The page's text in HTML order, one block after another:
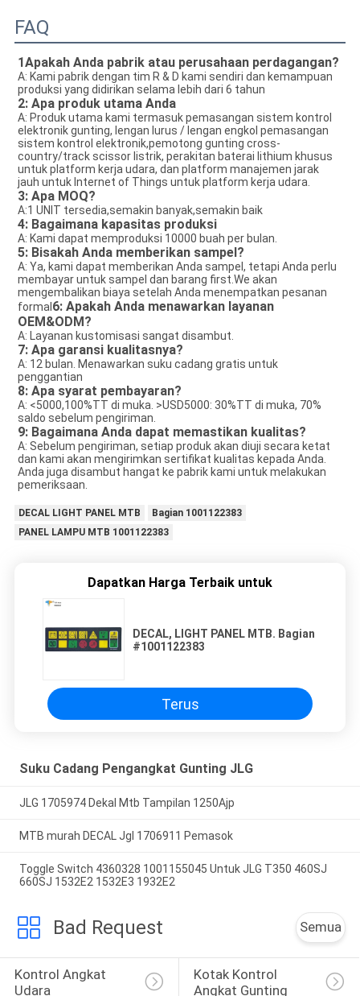
FAQ
1Apakah Anda pabrik atau perusahaan perdagangan?
A: Kami pabrik dengan tim R & D kami sendiri dan kemampuan
produksi yang didirikan selama lebih dari 6 tahun
2: Apa produk utama Anda
A: Produk utama kami termasuk pemasangan sistem kontrol
elektronik gunting, lengan lurus / lengan engkol pemasangan
sistem kontrol elektronik,pemotong gunting cross-
country/track scissor listrik, perakitan baterai lithium khusus
untuk platform kerja udara, dan platform manajemen jarak
jauh untuk Internet of Things untuk platform kerja udara.
3: Apa MOQ?
A:1 UNIT tersedia,semakin banyak,semakin baik
4: Bagaimana kapasitas produksi
A: Kami dapat memproduksi 10000 buah per bulan.
5: Bisakah Anda memberikan sampel?
A: Ya, kami dapat memberikan Anda sampel, tetapi Anda perlu
membayar untuk sampel dan barang first.We akan
mengembalikan biaya setelah Anda menempatkan pesanan
formal 6: Apakah Anda menawarkan layanan
OEM&ODM?
A: Layanan kustomisasi sangat disambut.
7: Apa garansi kualitasnya?
A: 12 bulan. Menawarkan suku cadang gratis untuk
penggantian
8: Apa syarat pembayaran?
A: <5000,100%TT di muka. >USD5000: 30%TT di muka, 70%
saldo sebelum pengiriman.
9: Bagaimana Anda dapat memastikan kualitas?
A: Sebelum pengiriman, setiap produk akan diuji secara ketat
dan kami akan mengirimkan sertifikat kualitas kepada Anda.
Anda juga disambut hangat ke pabrik kami untuk melakukan
pemeriksaan.
DECAL LIGHT PANEL MTB
Bagian 1001122383
PANEL LAMPU MTB 1001122383
Dapatkan Harga Terbaik untuk
DECAL, LIGHT PANEL MTB. Bagian
#1001122383
Terus
Suku Cadang Pengangkat Gunting JLG
JLG 1705974 Dekal Mtb Tampilan 1250Ajp
MTB murah DECAL Jgl 1706911 Pemasok
Toggle Switch 4360328 1001155045 Untuk JLG T350 460SJ
660SJ 1532E2 1532E3 1932E2
Bad Request Semua
Kontrol Angkat
Udara
Kotak Kontrol
Angkat Gunting